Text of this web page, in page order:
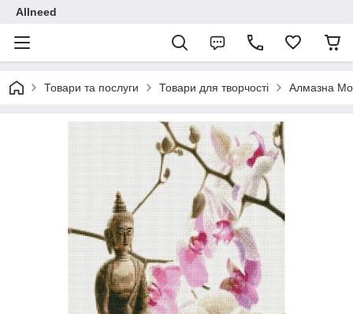
Allneed
Товари та послуги Товари для творчості Алмазна